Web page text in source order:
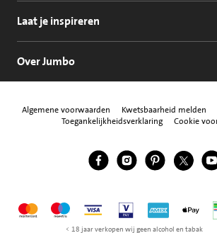
Laat je inspireren
Over Jumbo
Algemene voorwaarden Kwetsbaarheid melden
Toegankelijkheidsverklaring
Cookie
Volg ons
Jumbo Facebook
Jumbo Instagram
JumboJumbo
MastercardMaestroVisa Vpay AmericanApple
< 18 jaar verkopen wij geen alcohol en tabak